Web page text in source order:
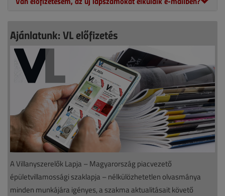
Ajánlatunk: VL előfizetés
A Villanyszerelők Lapja – Magyarország piacvezető
épületvillamossági szaklapja – nélkülözhetetlen olvasmánya
minden munkájára igényes, a szakma aktualitásait követő